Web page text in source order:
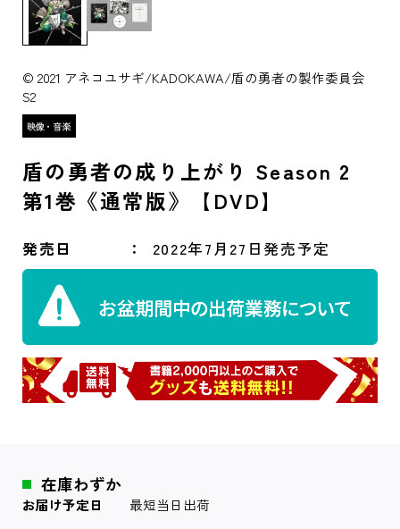
© 2021 アネコユサギ/KADOKAWA/盾の勇者の製作委員会
S2
盾の勇者の成り上がり Season 2
第1巻《通常版》【DVD】
発売日 2022年7月27日発売予定
在庫わずか
お届け予定日 最短当日出荷